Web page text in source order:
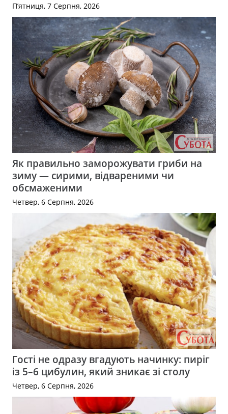
П’ятниця, 7 Серпня, 2026
Як правильно заморожувати гриби на
зиму — сирими, відвареними чи
обсмаженими
Четвер, 6 Серпня, 2026
Гості не одразу вгадують начинку: пиріг
із 5–6 цибулин, який зникає зі столу
Четвер, 6 Серпня, 2026